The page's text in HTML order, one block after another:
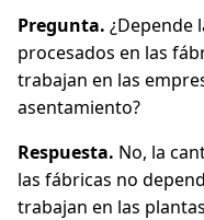
Pregunta. ¿Depende
procesados en las
trabajan en las
asentamiento?
Respuesta. No, la
las fábricas no
trabajan en las